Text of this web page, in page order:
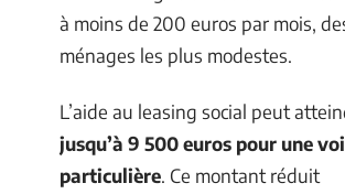
à moins de 200 euros par mois,
ménages les plus modestes.
L’aide au leasing social peut
jusqu’à 9 500 euros pour une
particulière. Ce montant réduit